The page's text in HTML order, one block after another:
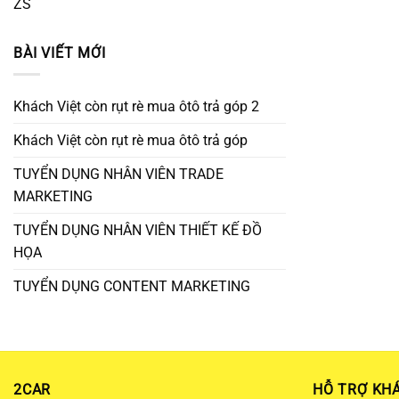
ZS
BÀI VIẾT MỚI
Khách Việt còn rụt rè mua ôtô trả góp 2
Khách Việt còn rụt rè mua ôtô trả góp
TUYỂN DỤNG NHÂN VIÊN TRADE
MARKETING
TUYỂN DỤNG NHÂN VIÊN THIẾT KẾ ĐỒ
HỌA
TUYỂN DỤNG CONTENT MARKETING
2CAR HỖ TRỢ